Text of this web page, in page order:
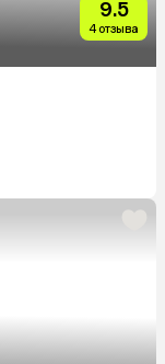
9.5
4 отзыва